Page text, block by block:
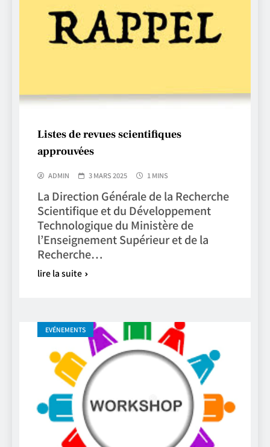
Listes de revues scientifiques
approuvées
ADMIN 3 MARS 2025 1 MINS
La Direction Générale de la Recherche
Scientifique et du Développement
Technologique du Ministère de
l’Enseignement Supérieur et de la
Recherche…
lire la suite
EVÉNEMENTS